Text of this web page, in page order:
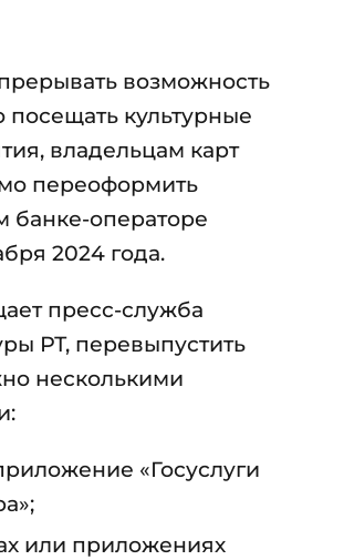
возможность
посещать культурные
владельцам карт
переоформить
банке-операторе
2024 года.
пресс-служба
РТ, перевыпустить
несколькими
«Госуслуги
или приложениях